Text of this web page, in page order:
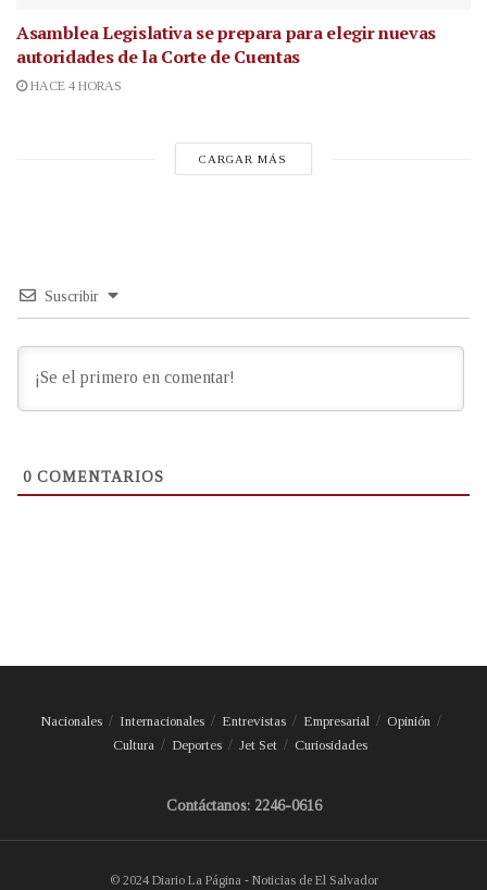
Asamblea Legislativa se prepara para elegir nuevas
autoridades de la Corte de Cuentas
HACE 4 HORAS
CARGAR MÁS
Suscribir
0 COMENTARIOS
Nacionales Internacionales Entrevistas Empresarial
Opinión
Cultura
Deportes Jet Set Curiosidades
Contáctanos: 2246-0616
© 2024 Diario La Página - Noticias de El Salvador